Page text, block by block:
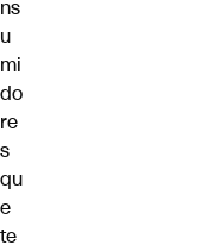
ns
u
mi
do
re
s
qu
e
te